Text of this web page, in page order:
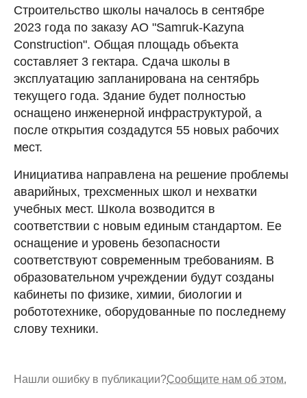
Строительство школы началось в сентябре
2023 года по заказу АО "Samruk-Kazyna
Construction". Общая площадь объекта
составляет 3 гектара. Сдача школы в
эксплуатацию запланирована на сентябрь
текущего года. Здание будет полностью
оснащено инженерной инфраструктурой, а
после открытия создадутся 55 новых рабочих
мест.
Инициатива направлена на решение проблемы
аварийных, трехсменных школ и нехватки
учебных мест. Школа возводится в
соответствии с новым единым стандартом. Ее
оснащение и уровень безопасности
соответствуют современным требованиям. В
образовательном учреждении будут созданы
кабинеты по физике, химии, биологии и
робототехнике, оборудованные по последнему
слову техники.
Нашли ошибку в публикации?Сообщите нам об этом.